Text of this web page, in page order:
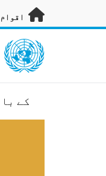
مرکزی مواد پر جائیں
UN Logo
کے